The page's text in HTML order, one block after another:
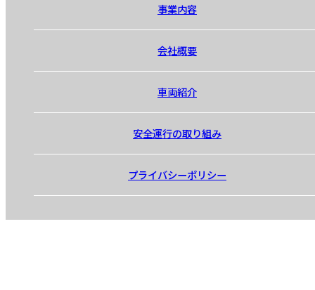
事業内容
会社概要
車両紹介
安全運行の取り組み
プライバシーポリシー